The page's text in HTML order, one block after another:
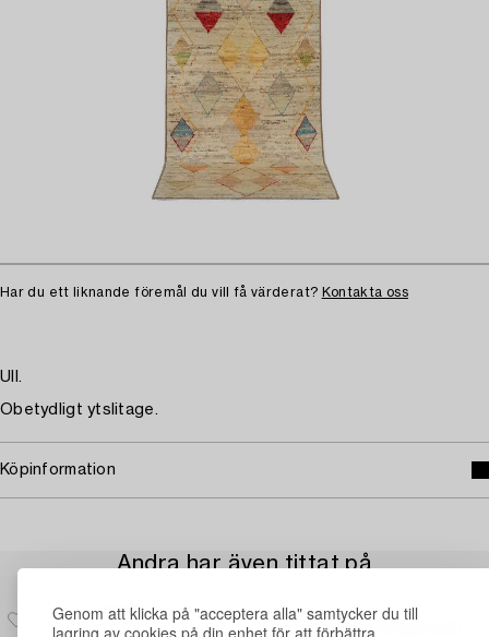
Genom att klicka på "acceptera alla" samtycker du till
lagring av cookies på din enhet för att förbättra
Har du ett liknande föremål du vill få värderat? Kontakta oss
Ull.
Obetydligt ytslitage.
Köpinformation
Andra har även tittat på